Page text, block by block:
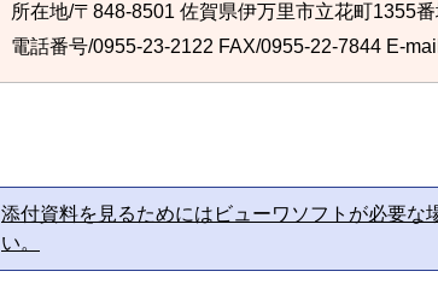
所在地/〒848-8501 佐賀県伊万里市立花町1355
電話番号/0955-23-2122 FAX/0955-22-7844 E-
添付資料を見るためにはビューワソフトが必要な
い。